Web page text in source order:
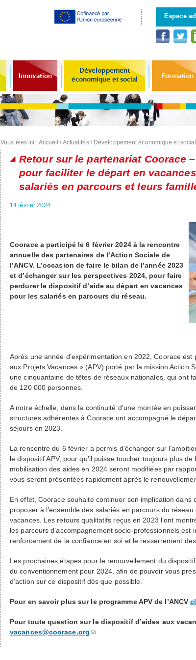
contenu
principal
Espace
Innovation
Développement
économique et social
Formation
Vous êtes ici : Accueil /Actualités/ Développement économique et social
Retour sur le partenariat Coorace –
pour faciliter le départ en
salariés en parcours et leurs
14 février 2024
Coorace a participé le 6 février 2024 à la rencontre
annuelle des partenaires de l’Action Sociale de
l’ANCV. L’occasion de faire le bilan de l’année 2023
et d’échanger sur les perspectives 2024, pour faire
perdurer le dispositif d’aide au départ en vacances
pour les salariés en parcours du réseau.
Après une année d’expérimentation en 2022, Coorace
aux Projets Vacances » (APV) porté par la mission Action
une cinquantaine de têtes de réseaux nationales, qui ont
de 120 000 personnes.
A notre échelle, dans la continuité d’une montée en
structures adhérentes à Coorace ont accompagné le
séjours en 2023.
La rencontre du 6 février a permis d’échanger sur
le dispositifAPV, pour qu’il puisse toucher toujours plus
mobilisation des aides en 2024 seront modifiées par
vous seront présentées rapidement après le
En effet, Coorace souhaite continuer son implication dans
proposer à l’ensemble des salariés en parcours du
vacances. Les retours qualitatifs reçus en 2023 l’ont
les parcours d’accompagnement socio-professionnels est
renforcement de la confiance en soi et le resserrement
Les prochaines étapes pour le renouvellement du
du conventionnement pour 2024, afin de pouvoir vous
d’action sur ce dispositif dès que possible.
Pour en savoir plus sur le programmeAPV de l’ANCV
Pour toute question sur le dispositif d’aides aux
vacances@coorace.org